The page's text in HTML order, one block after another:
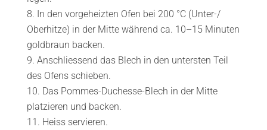
In den vorgeheizten Ofen bei 200 °C (Unter-/
Oberhitze) in der Mitte während ca. 10–15 Minuten
goldbraun backen.
Anschliessend das Blech in den untersten Teil
des Ofens schieben.
Das Pommes-Duchesse-Blech in der Mitte
platzieren und backen.
Heiss servieren.